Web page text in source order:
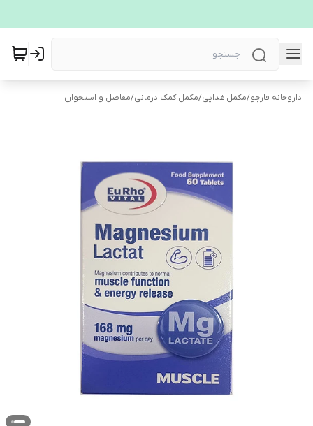
داروخانه فارجو/مکمل غذایی/مکمل کمک درمانی/مفاصل و استخوان